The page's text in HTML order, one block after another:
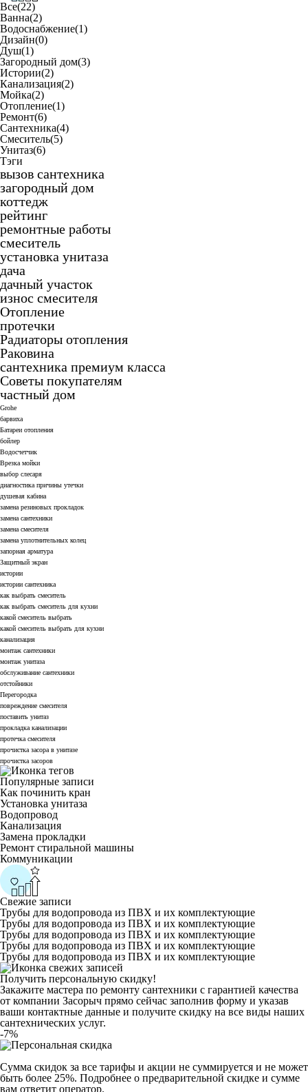
Все(22)
Ванна(2)
Водоснабжение(1)
Дизайн(0)
Душ(1)
Загородный дом(3)
Истории(2)
Канализация(2)
Мойка(2)
Отопление(1)
Ремонт(6)
Сантехника(4)
Смеситель(5)
Унитаз(6)
Тэги
вызов сантехника
загородный дом
коттедж
рейтинг
ремонтные работы
смеситель
установка унитаза
дача
дачный участок
износ смесителя
Отопление
протечки
Радиаторы отопления
Раковина
сантехника премиум класса
Советы покупателям
частный дом
Grohe
барвиха
Батареи отопления
бойлер
Водосчетчик
Врезка мойки
выбор слесаря
диагностика причины утечки
душевая кабина
замена резиновых прокладок
замена сантехники
замена смесителя
замена уплотнительных колец
запорная арматура
Защитный экран
истории
истории сантехника
как выбрать смеситель
как выбрать смеситель для кухни
какой смеситель выбрать
какой смеситель выбрать для кухни
канализация
монтаж сантехники
монтаж унитаза
обслуживание сантехники
отстойники
Перегородка
повреждение смесителя
поставить унитаз
прокладка канализации
протечка смесителя
прочистка засора в унитазе
прочистка засоров
Популярные записи
Как починить кран
Установка унитаза
Водопровод
Канализация
Замена прокладки
Ремонт стиральной машины
Коммуникации
Свежие записи
Трубы для водопровода из ПВХ и их комплектующие
Трубы для водопровода из ПВХ и их комплектующие
Трубы для водопровода из ПВХ и их комплектующие
Трубы для водопровода из ПВХ и их комплектующие
Трубы для водопровода из ПВХ и их комплектующие
Получить персональную скидку!
Закажите мастера по ремонту сантехники с гарантией качества
от компании Засорыч прямо сейчас заполнив форму и указав
ваши контактные данные и получите скидку на все виды наших
сантехнических услуг.
-7%
Сумма скидок за все тарифы и акции не суммируется и не может
быть более 25%. Подробнее о предварительной скидке и сумме
вам ответит оператор.